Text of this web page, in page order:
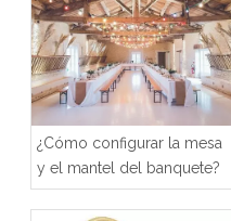
¿Cómo configurar la mesa
y el mantel del banquete?